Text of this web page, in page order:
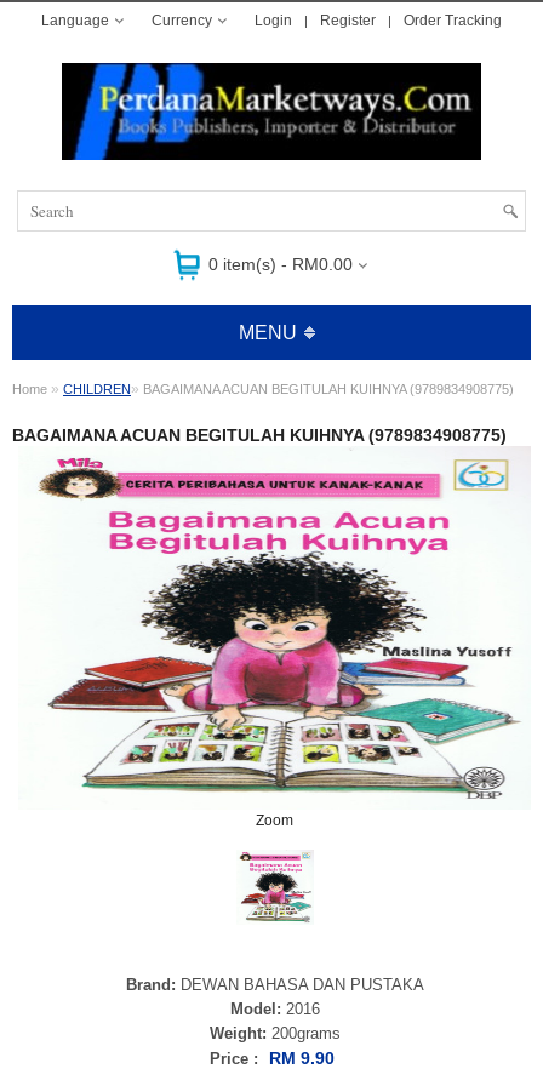
Language Currency Login Register Order Tracking
0 item(s) - RM0.00
MENU
Home » CHILDREN» BAGAIMANA ACUAN BEGITULAH KUIHNYA (9789834908775)
BAGAIMANA ACUAN BEGITULAH KUIHNYA (9789834908775)
Zoom
Brand: DEWAN BAHASA DAN PUSTAKA
Model: 2016
Weight: 200grams
Price :
RM 9.90